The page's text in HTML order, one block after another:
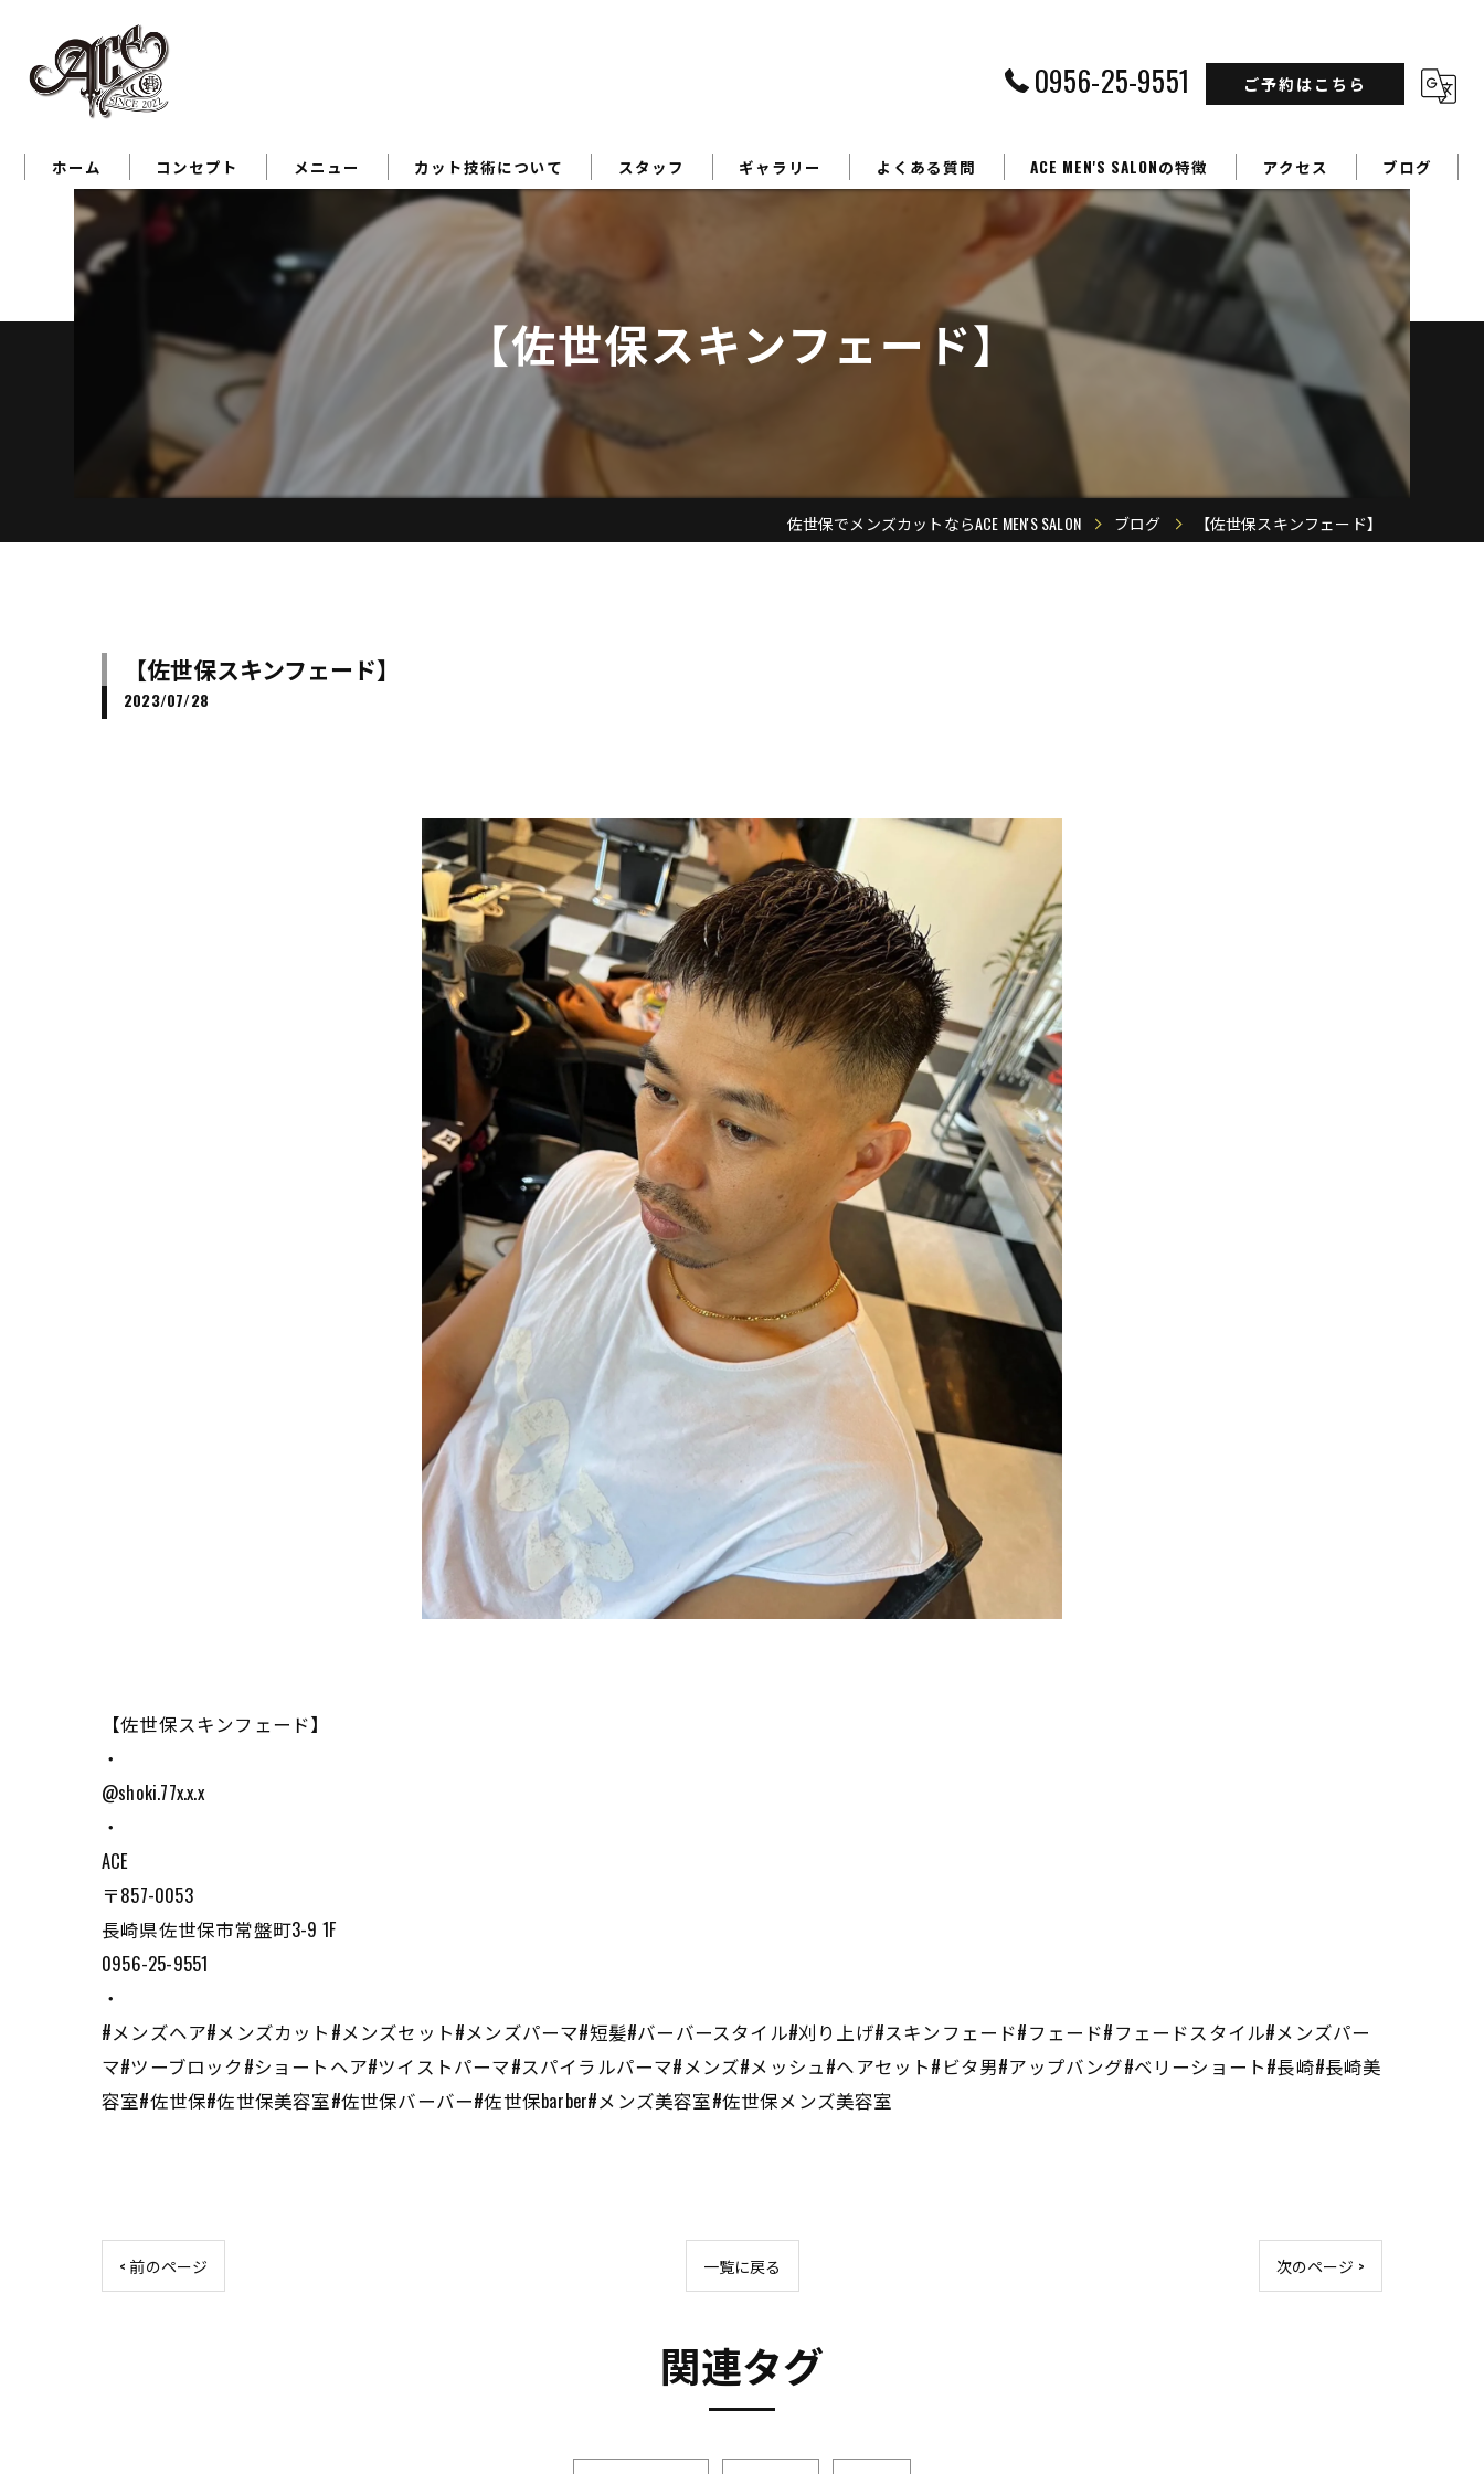
0956-25-9551 ご予約はこちら
ホーム コンセプト メニュー カット技術について スタッフ ギャラリー よくある質問 ACE MEN'S SALONの特徴
フェードカット
カラー
パーマ
ビジネスマン
アクセス ブログ
【佐世保スキンフェード】
佐世保でメンズカットならACE MEN'S SALON ブログ 【佐世保スキンフェード】
【佐世保スキンフェード】
2023/07/28
【佐世保スキンフェード】
・
@shoki.77x.x.x
・
ACE
〒857-0053
長崎県佐世保市常盤町3-9 1F
0956-25-9551
・
#メンズヘア#メンズカット#メンズセット#メンズパーマ#短髪#バーバースタイル#刈り上げ#スキンフェード#フェード#フェードスタイル#メンズパー
マ#ツーブロック#ショートヘア#ツイストパーマ#スパイラルパーマ#メンズ#メッシュ#ヘアセット#ビタ男#アップバング#ベリーショート#長崎#長崎美
容室#佐世保#佐世保美容室#佐世保バーバー#佐世保barber#メンズ美容室#佐世保メンズ美容室
< 前のページ 一覧に戻る 次のページ >
関連タグ